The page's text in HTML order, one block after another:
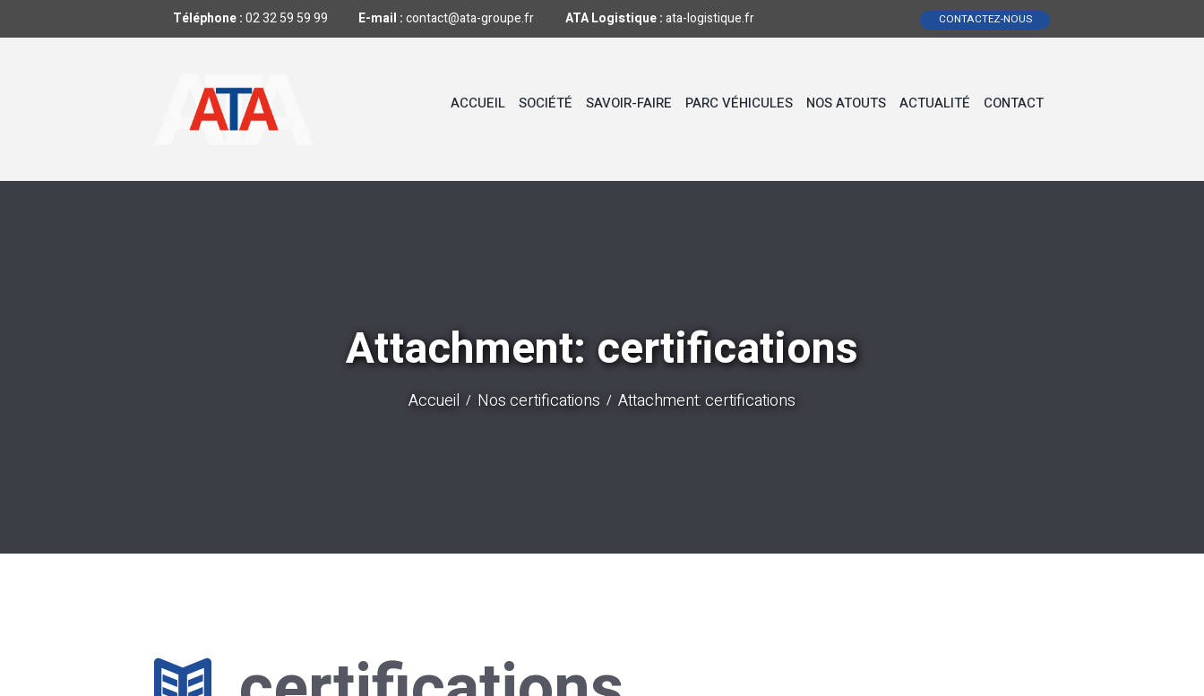
Téléphone :02 32 59 59 99 E-mail :contact@ata-groupe.fr ATA Logistique :ata-logistique.fr CONTACTEZ-NOUS
ACCUEIL SOCIÉTÉ SAVOIR-FAIRE PARC VÉHICULES NOS ATOUTS ACTUALITÉ CONTACT
Attachment: certifications
Accueil Nos certifications Attachment: certifications